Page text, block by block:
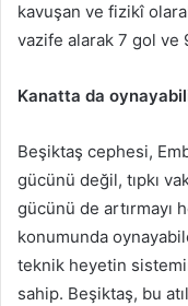
kavuşan ve fizikî
vazife alarak 7 gol ve
Kanatta da
Beşiktaş cephesi,
gücünü değil, tıpkı
gücünü de artırmayı
konumunda
teknik heyetin
sahip. Beşiktaş, bu